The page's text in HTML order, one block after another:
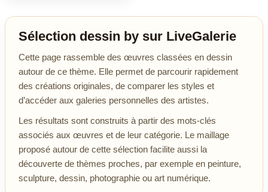
Sélection dessin by sur LiveGalerie
Cette page rassemble des œuvres classées en dessin
autour de ce thème. Elle permet de parcourir rapidement
des créations originales, de comparer les styles et
d’accéder aux galeries personnelles des artistes.
Les résultats sont construits à partir des mots-clés
associés aux œuvres et de leur catégorie. Le maillage
proposé autour de cette sélection facilite aussi la
découverte de thèmes proches, par exemple en peinture,
sculpture, dessin, photographie ou art numérique.